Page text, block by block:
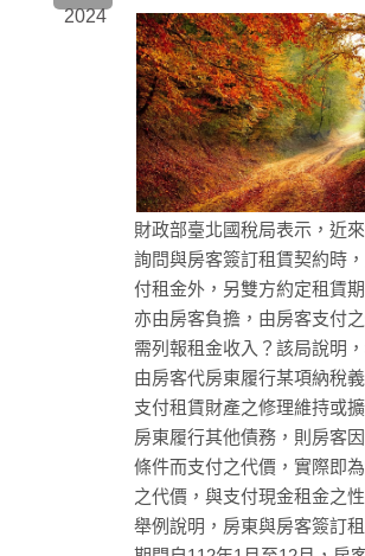
2024
財政部臺北國稅局表示，近
詢問與房客簽訂租賃契約時
付租金外，另雙方約定租賃
亦由房客負擔，由房客支付
需列報租金收入？該局說明
由房客代房東履行某項納稅
支付租賃財產之修理維持或
房東履行其他債務，則房客
條件而支付之代價，實際即
之代價，與支付現金租金之
舉例說明，房東與房客簽訂